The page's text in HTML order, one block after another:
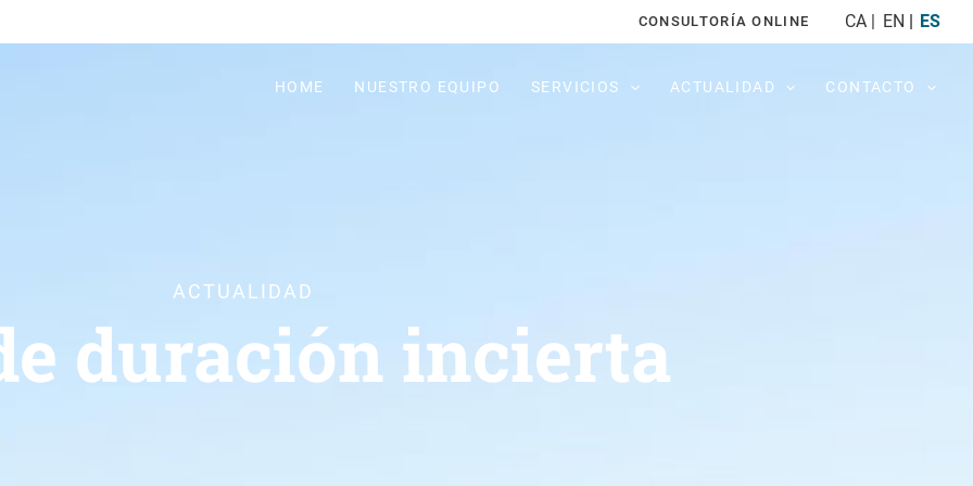
CONSULTORÍA ONLINE CA EN ES
HOME NUESTRO EQUIPO SERVICIOS ACTUALIDAD CONTACTO
ACTUALIDAD
duración incierta